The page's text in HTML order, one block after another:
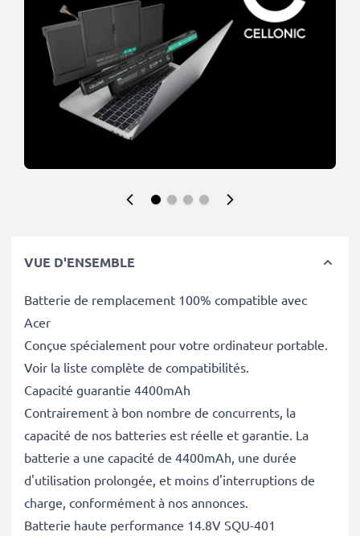
VUE D'ENSEMBLE
Batterie de remplacement 100% compatible avec
Acer
Conçue spécialement pour votre ordinateur portable.
Voir la liste complète de compatibilités.
Capacité guarantie 4400mAh
Contrairement à bon nombre de concurrents, la
capacité de nos batteries est réelle et garantie. La
batterie a une capacité de 4400mAh, une durée
d'utilisation prolongée, et moins d'interruptions de
charge, conformément à nos annonces.
Batterie haute performance 14.8V SQU-401